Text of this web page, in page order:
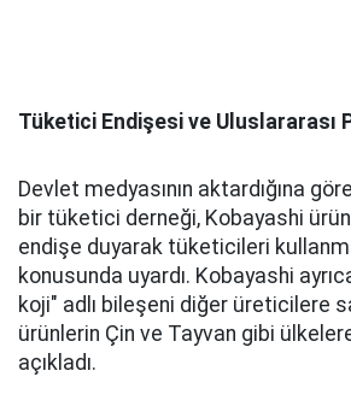
Tüketici Endişesi ve Uluslararası
Devlet medyasının aktardığına
bir tüketici derneği, Kobayashi
endişe duyarak tüketicileri
konusunda uyardı. Kobayashi
koji" adlı bileşeni diğer üreticilere
ürünlerin Çin ve Tayvan gibi
açıkladı.